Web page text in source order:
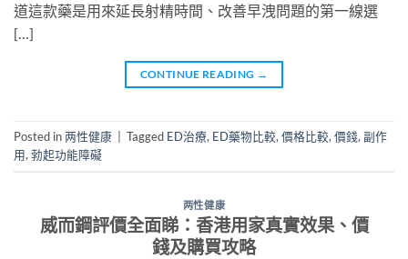
道這款藥是用來延長射精時間、改善早洩問題的第一線選
[…]
CONTINUE READING →
Posted in两性健康 Tagged ED治療, ED藥物比較, 價格比較, 價錢, 副作
用, 勃起功能障礙
两性健康
威而鋼評價全面睇：香港用家真實效果、價
錢及購買攻略